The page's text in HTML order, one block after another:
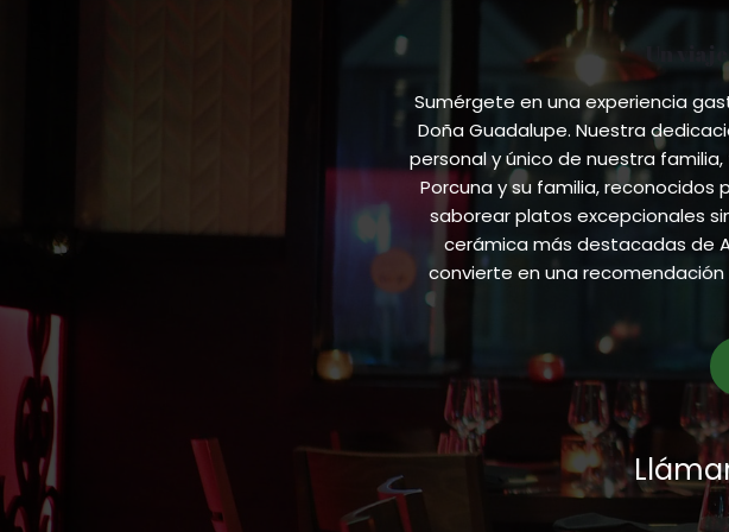
chosen
on
product
page
Un
Sumérgete en una experiencia
Doña Guadalupe. Nuestra
personal y único de nuestra
Porcuna y su familia, reconocidos
saborear platos excepcionales
cerámica más destacadas de
convierte en una